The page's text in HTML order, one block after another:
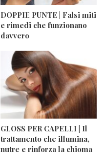
DOPPIE PUNTE | Falsi miti
e rimedi che funzionano
davvero
GLOSS PER CAPELLI | Il
trattamento che illumina,
nutre e rinforza la chioma